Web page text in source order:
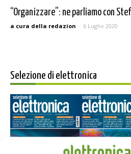
“Organizzare”: ne parliamo con
a cura della redazion - 6 Luglio 2020
Selezione di elettronica